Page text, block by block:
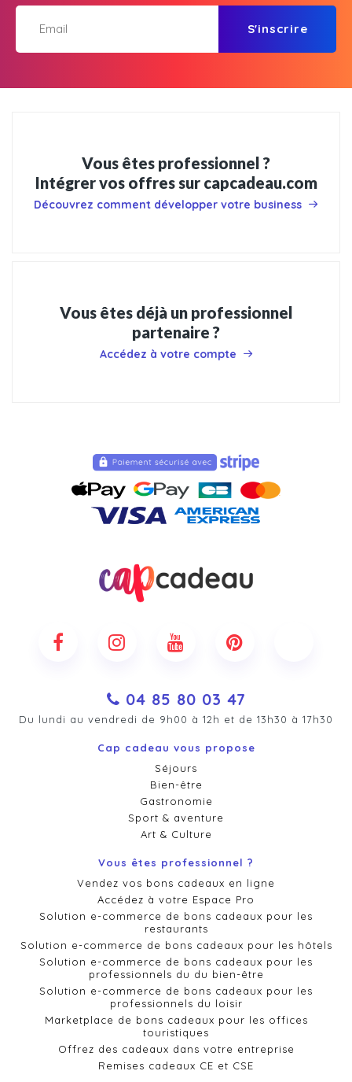
S'inscrire
Vous êtes professionnel ?
Intégrer vos offres sur capcadeau.com
Découvrez comment développer votre business
Vous êtes déjà un professionnel
partenaire ?
Accédez à votre compte
04 85 80 03 47
Du lundi au vendredi de 9h00 à 12h et de 13h30 à 17h30
Cap cadeau vous propose
Séjours
Bien-être
Gastronomie
Sport & aventure
Art & Culture
Vous êtes professionnel ?
Vendez vos bons cadeaux en ligne
Accédez à votre Espace Pro
Solution e-commerce de bons cadeaux pour les
restaurants
Solution e-commerce de bons cadeaux pour les hôtels
Solution e-commerce de bons cadeaux pour les
professionnels du du bien-être
Solution e-commerce de bons cadeaux pour les
professionnels du loisir
Marketplace de bons cadeaux pour les offices
touristiques
Offrez des cadeaux dans votre entreprise
Remises cadeaux CE et CSE